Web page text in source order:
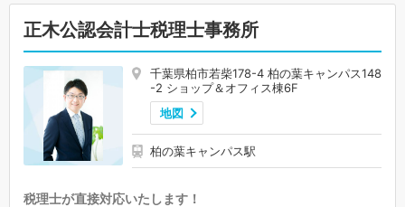
正木公認会計士税理士事務所
千葉県柏市若柴178-4 柏の葉キャンパス148
-2 ショップ＆オフィス棟6F
地図
柏の葉キャンパス駅
税理士が直接対応いたします！